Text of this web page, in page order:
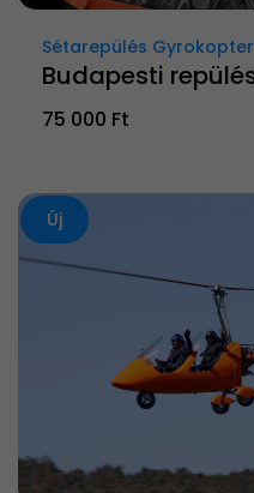
Sétarepülés
Budapesti
75 000 Ft
Új